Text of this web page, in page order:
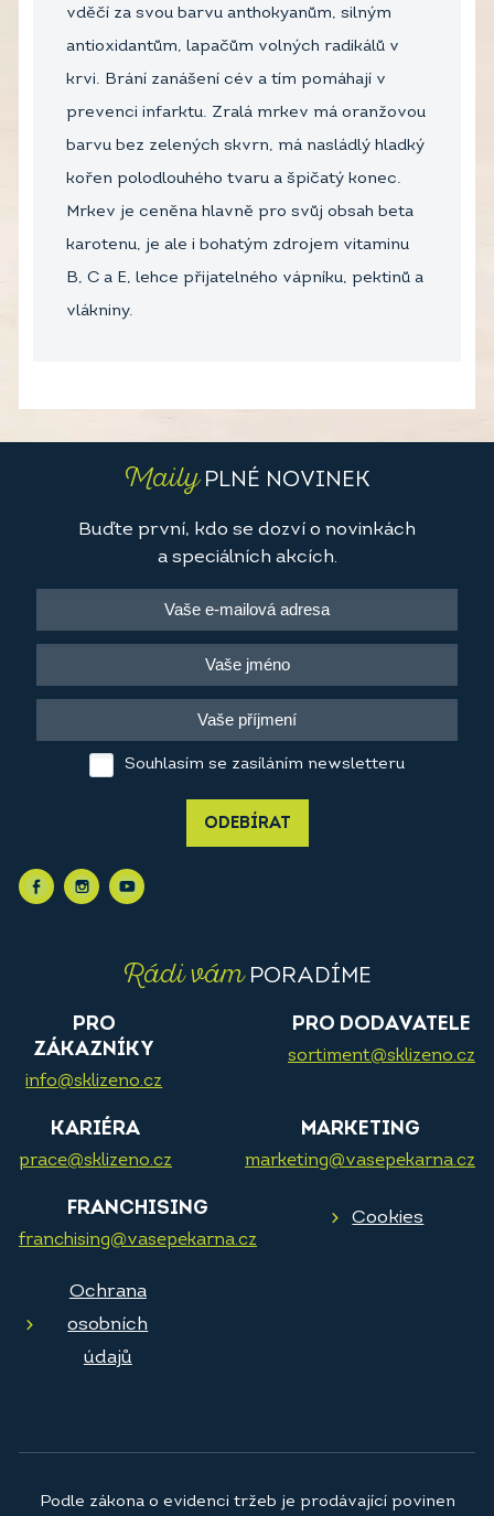
vděčí za svou barvu anthokyanům, silným
antioxidantům, lapačům volných radikálů v
krvi. Brání zanášení cév a tím pomáhají v
prevenci infarktu. Zralá mrkev má oranžovou
barvu bez zelených skvrn, má nasládlý hladký
kořen polodlouhého tvaru a špičatý konec.
Mrkev je ceněna hlavně pro svůj obsah beta
karotenu, je ale i bohatým zdrojem vitaminu
B, C a E, lehce přijatelného vápníku, pektinů a
vlákniny.
MailyPLNÉ NOVINEK
Buďte první, kdo se dozví o novinkách
a speciálních akcích.
Souhlasím se zasíláním newsletteru
ODEBÍRAT
Rádi vámPORADÍME
PRO
ZÁKAZNÍKY
info@sklizeno.cz
PRO DODAVATELE
sortiment@sklizeno.cz
KARIÉRA
prace@sklizeno.cz
MARKETING
marketing@vasepekarna.cz
FRANCHISING
franchising@vasepekarna.cz
Cookies
Ochrana
osobních
údajů
Podle zákona o evidenci tržeb je prodávající povinen